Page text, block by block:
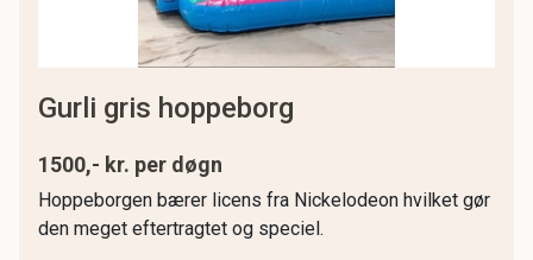
gurli gris hoppeborg
1500,- kr. per døgn
Hoppeborgen bærer licens fra Nickelodeon hvilket gør
den meget eftertragtet og speciel.